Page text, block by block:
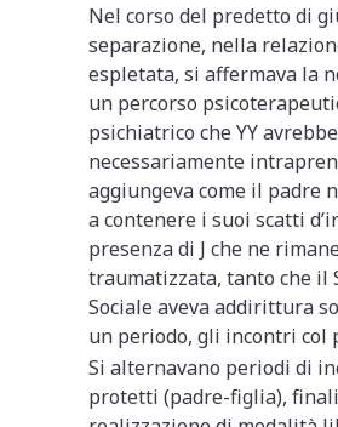
Nel corso del predetto di
separazione, nella
espletata, si affermava la
un percorso
psichiatrico che YY
necessariamente
aggiungeva come il padre
a contenere i suoi scatti
presenza di J che ne
traumatizzata, tanto che il
Sociale aveva addirittura
un periodo, gli incontri col
Si alternavano periodi di
protetti (padre-figlia),